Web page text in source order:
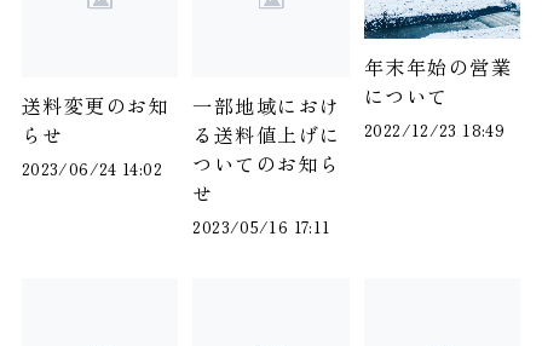
送料変更のお知
らせ
2023/06/24 14:02
一部地域におけ
る送料値上げに
ついてのお知ら
せ
2023/05/16 17:11
年末年始の営業
について
2022/12/23 18:49